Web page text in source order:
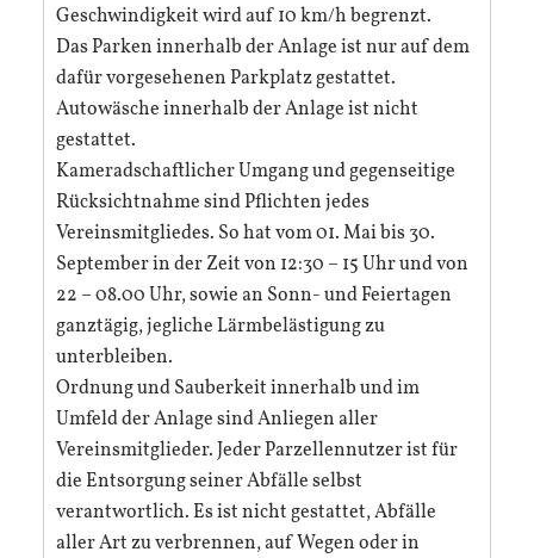
Geschwindigkeit wird auf 10 km/h begrenzt.
Das Parken innerhalb der Anlage ist nur auf dem
dafür vorgesehenen Parkplatz gestattet.
Autowäsche innerhalb der Anlage ist nicht
gestattet.
Kameradschaftlicher Umgang und gegenseitige
Rücksichtnahme sind Pflichten jedes
Vereinsmitgliedes. So hat vom 01. Mai bis 30.
September in der Zeit von 12:30 – 15 Uhr und von
22 – 08.00 Uhr, sowie an Sonn- und Feiertagen
ganztägig, jegliche Lärmbelästigung zu
unterbleiben.
Ordnung und Sauberkeit innerhalb und im
Umfeld der Anlage sind Anliegen aller
Vereinsmitglieder. Jeder Parzellennutzer ist für
die Entsorgung seiner Abfälle selbst
verantwortlich. Es ist nicht gestattet, Abfälle
aller Art zu verbrennen, auf Wegen oder in